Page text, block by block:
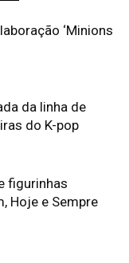
‘Minions
da linha de
do K-pop
figurinhas
Hoje e Sempre